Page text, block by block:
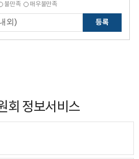
불만족 매우불만족
등록
회 정보서비스